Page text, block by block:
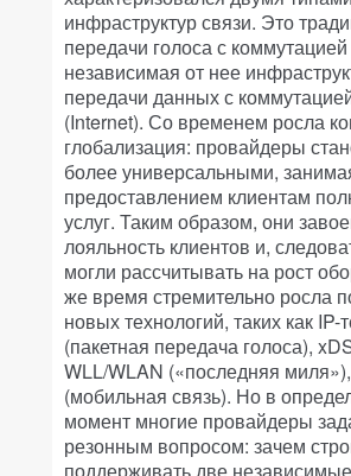
инфраструктур связи. Это
передачи голоса с
независимая от нее
передачи данных с
(Internet). Со временем росла
глобализация: провайдеры
более универсальными,
предоставлением клиентам
услуг. Таким образом, они
лояльность клиентов и,
могли рассчитывать на рост
же время стремительно росла
новых технологий, таких как
(пакетная передача голоса),
WLL/WLAN («последняя
(мобильная связь). Но в
момент многие провайдеры
резонным вопросом: зачем